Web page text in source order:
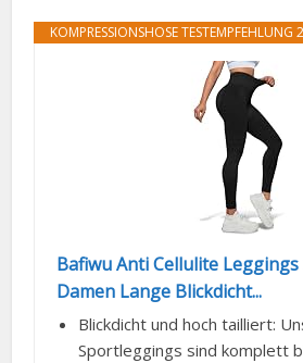
KOMPRESSIONSHOSE TESTEMPFEHLUNG
Bafiwu Anti Cellulite
Damen Lange Blickdicht...
Blickdicht und hoch tailliert:
Sportleggings sind komplett